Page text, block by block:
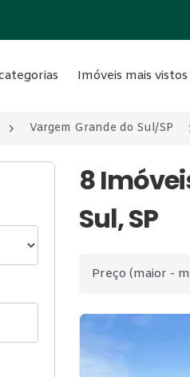
Imóveis mais vistos
Vargem Grande do Sul/SP
8
Sul, SP
Ordenar por